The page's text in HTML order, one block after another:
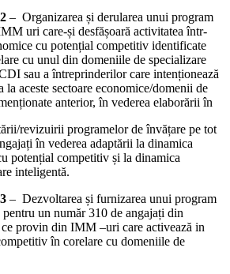
– Organizarea și derularea unui program
uri care-și desfășoară activitatea într-
cu potențial competitiv identificate
cu unul din domeniile de specializare
sau a întreprinderilor care intenționează
la aceste sectoare economice/domenii de
anterior, în vederea elaborării în
revizuirii programelor de învățare pe tot
în vederea adaptării la dinamica
potențial competitiv și la dinamica
inteligentă.
– Dezvoltarea și furnizarea unui program
un număr 310 de angajați din
provin din IMM –uri care activează in
în corelare cu domeniile de